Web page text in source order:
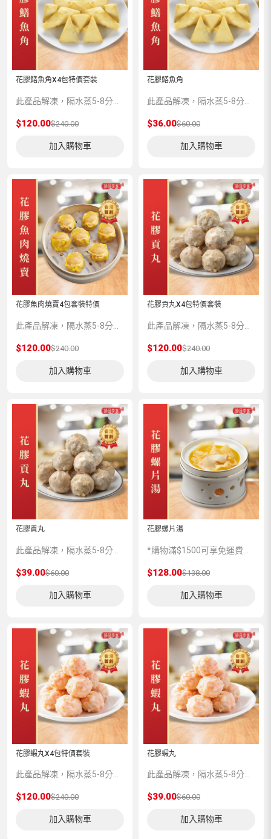
花膠鱔魚角X4包特價套裝
$120.00$240.00
加入購物車
花膠鱔魚角
$36.00$60.00
加入購物車
花膠魚肉燒賣4包套裝特價
$120.00$240.00
加入購物車
花膠貢丸X4包特價套裝
$120.00$240.00
加入購物車
花膠貢丸
$39.00$60.00
加入購物車
花膠螺片湯
$128.00$138.00
加入購物車
花膠蝦丸X4包特價套裝
此產品解凍，隔水蒸5-8分鍾味道更加香濃。
$120.00$240.00
加入購物車
花膠蝦丸
此產品解凍，隔水蒸5-8分鍾味道更加香濃。
$39.00$60.00
加入購物車